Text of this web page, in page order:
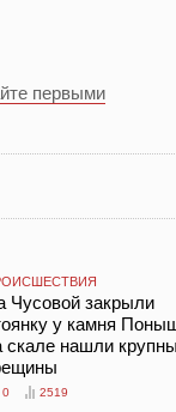
первыми
Чусовой закрыли
у камня
скале нашли
0 2519